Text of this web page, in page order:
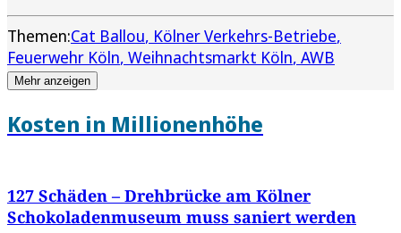
Themen:Cat Ballou Kölner Verkehrs-Betriebe
Feuerwehr Köln Weihnachtsmarkt Köln AWB
Mehr anzeigen
Kosten in Millionenhöhe
127 Schäden – Drehbrücke am Kölner
Schokoladenmuseum muss saniert werden